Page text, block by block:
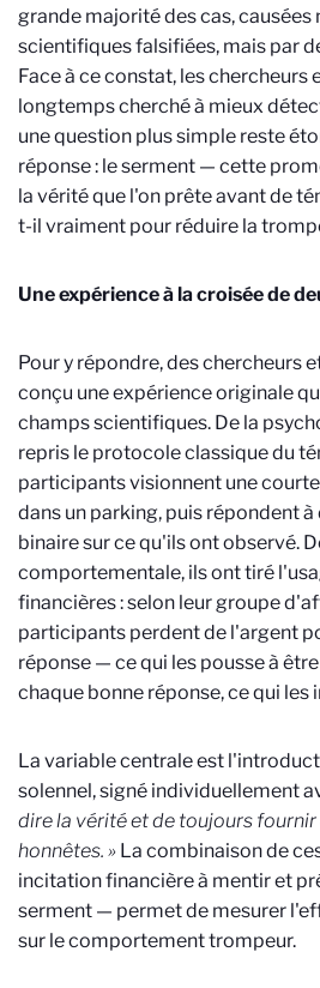
grande majorité des cas, causées
scientifiques falsifiées, mais par
Face à ce constat, les chercheurs
longtemps cherché à mieux
une question plus simple reste
réponse : le serment — cette
la vérité que l'on prête avant de
t-il vraiment pour réduire la
Une expérience à la croisée de
Pour y répondre, des chercheurs
conçu une expérience originale
champs scientifiques. De la
repris le protocole classique du
participants visionnent une
dans un parking, puis répondent
binaire sur ce qu'ils ont observé.
comportementale, ils ont tiré
financières : selon leur groupe
participants perdent de l'argent
réponse — ce qui les pousse à
chaque bonne réponse, ce qui les
La variable centrale est
solennel, signé individuellement
dire la vérité et de toujours
honnêtes. » La combinaison de
incitation financière à mentir et
serment — permet de mesurer
sur le comportement trompeur.